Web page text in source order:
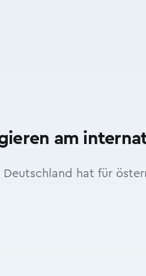
am
Deutschland hat für